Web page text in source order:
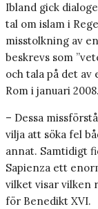
Ibland gick
tal om islam i
misstolkning av
beskrevs som
och tala på det
Rom i januari 2008.
– Dessa
vilja att söka fel
annat. Samtidigt
Sapienza ett
vilket visar vilken
för Benedikt XVI.